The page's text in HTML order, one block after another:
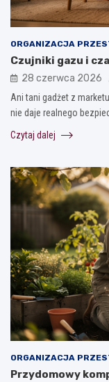
ORGANIZACJA
Czujniki gazu i
28 czerwca 2026
Ani tani gadżet z
nie daje realnego
Czytaj dalej
ORGANIZACJA
Przydomowy